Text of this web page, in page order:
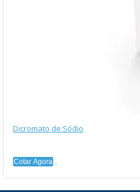
Dicromato de Sódio
Cotar Agora